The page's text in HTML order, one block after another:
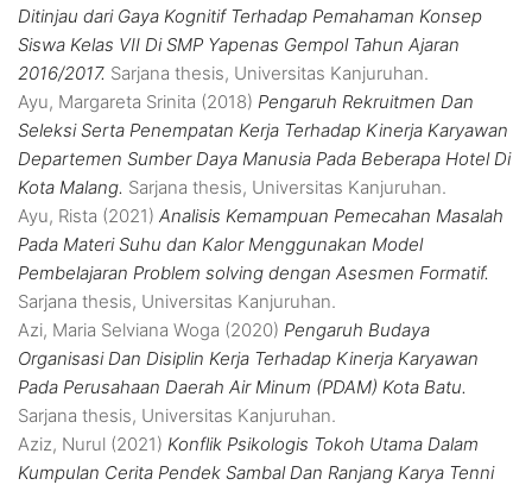
Ditinjau dari Gaya Kognitif Terhadap Pemahaman Konsep
Siswa Kelas VII Di SMP Yapenas Gempol Tahun Ajaran
2016/2017. Sarjana thesis, Universitas Kanjuruhan.
Ayu, Margareta Srinita (2018) Pengaruh Rekruitmen Dan
Seleksi Serta Penempatan Kerja Terhadap Kinerja Karyawan
Departemen Sumber Daya Manusia Pada Beberapa Hotel Di
Kota Malang. Sarjana thesis, Universitas Kanjuruhan.
Ayu, Rista (2021) Analisis Kemampuan Pemecahan Masalah
Pada Materi Suhu dan Kalor Menggunakan Model
Pembelajaran Problem solving dengan Asesmen Formatif.
Sarjana thesis, Universitas Kanjuruhan.
Azi, Maria Selviana Woga (2020) Pengaruh Budaya
Organisasi Dan Disiplin Kerja Terhadap Kinerja Karyawan
Pada Perusahaan Daerah Air Minum (PDAM) Kota Batu.
Sarjana thesis, Universitas Kanjuruhan.
Aziz, Nurul (2021) Konflik Psikologis Tokoh Utama Dalam
Kumpulan Cerita Pendek Sambal Dan Ranjang Karya Tenni